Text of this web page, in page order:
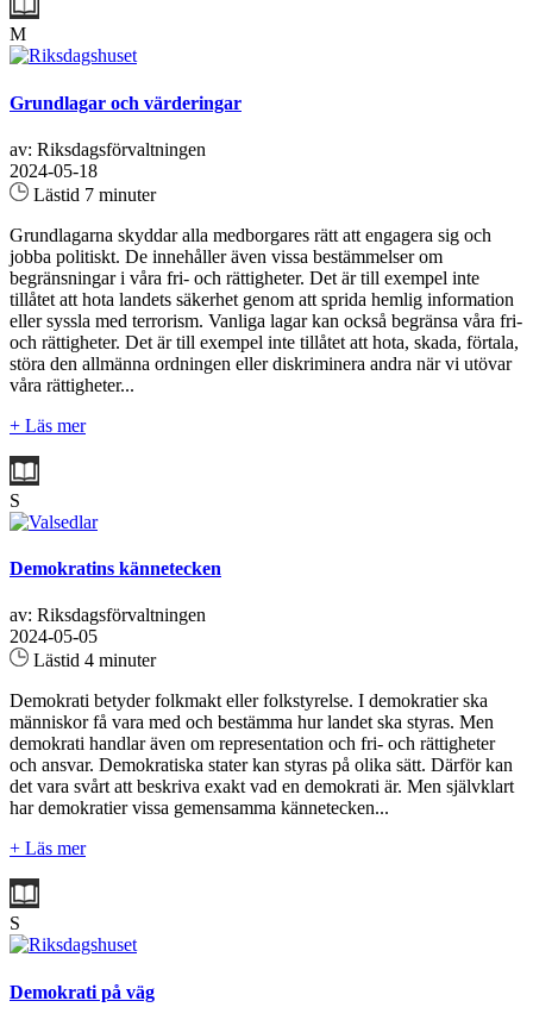
M
Grundlagar och värderingar
av: Riksdagsförvaltningen
2024-05-18
Lästid 7 minuter
Grundlagarna skyddar alla medborgares rätt att engagera sig och
jobba politiskt. De innehåller även vissa bestämmelser om
begränsningar i våra fri- och rättigheter. Det är till exempel inte
tillåtet att hota landets säkerhet genom att sprida hemlig information
eller syssla med terrorism. Vanliga lagar kan också begränsa våra fri-
och rättigheter. Det är till exempel inte tillåtet att hota, skada, förtala,
störa den allmänna ordningen eller diskriminera andra när vi utövar
våra rättigheter...
+ Läs mer
S
Demokratins kännetecken
av: Riksdagsförvaltningen
2024-05-05
Lästid 4 minuter
Demokrati betyder folkmakt eller folkstyrelse. I demokratier ska
människor få vara med och bestämma hur landet ska styras. Men
demokrati handlar även om representation och fri- och rättigheter
och ansvar. Demokratiska stater kan styras på olika sätt. Därför kan
det vara svårt att beskriva exakt vad en demokrati är. Men självklart
har demokratier vissa gemensamma kännetecken...
+ Läs mer
S
Demokrati på väg